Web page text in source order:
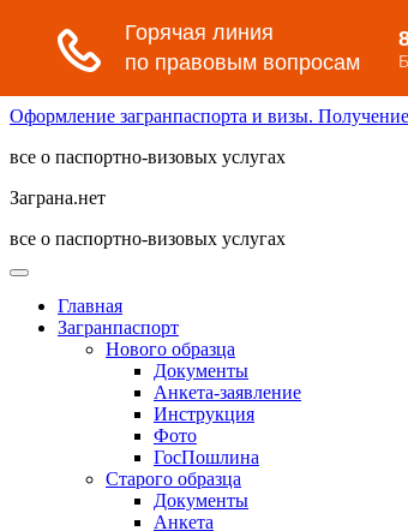
Оформление загранпаспорта и визы.
все о паспортно-визовых услугах
Заграна.нет
все о паспортно-визовых услугах
Главная
Загранпаспорт
Нового образца
Документы
Анкета-заявление
Инструкция
Фото
ГосПошлина
Старого образца
Документы
Анкета